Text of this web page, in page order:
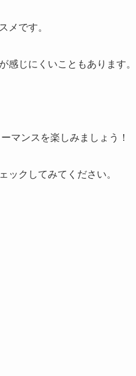
メです。
感じにくいこともあります。
マンスを楽しみましょう！
ックしてみてください。